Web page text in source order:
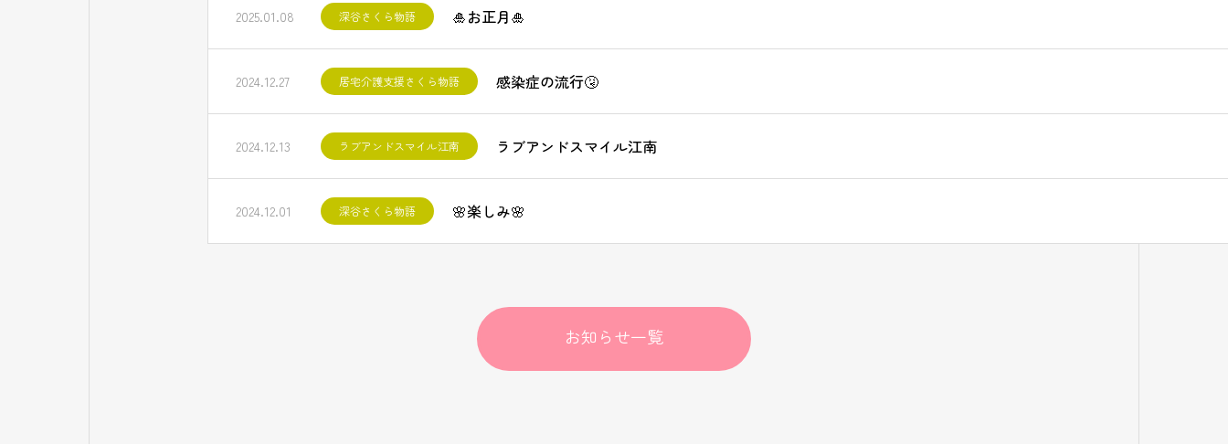
2025.01.08 深谷さくら物語 🎍お正月🎍
2024.12.27 居宅介護支援さくら物語 感染症の流行🤧
2024.12.13 ラブアンドスマイル江南 ラブアンドスマイル江南
2024.12.01 深谷さくら物語 🌸楽しみ🌸
お知らせ一覧